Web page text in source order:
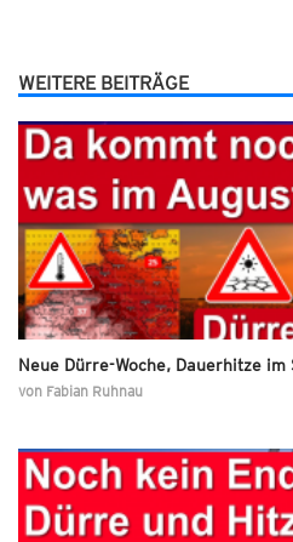
WEITERE BEITRÄGE
Neue Dürre-Woche, Dauerhitze
von Fabian Ruhnau